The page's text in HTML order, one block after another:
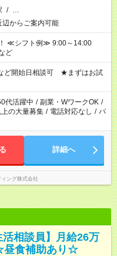
/ …
からご案内可能
ど
ど開始日相談可 ★まずはお試
代活躍中 / 副業・WワークOK /
の大量募集 / 電話対応なし / パ
詳細へ
ング株式会社
活相談員】月給26万
昼食補助あり☆